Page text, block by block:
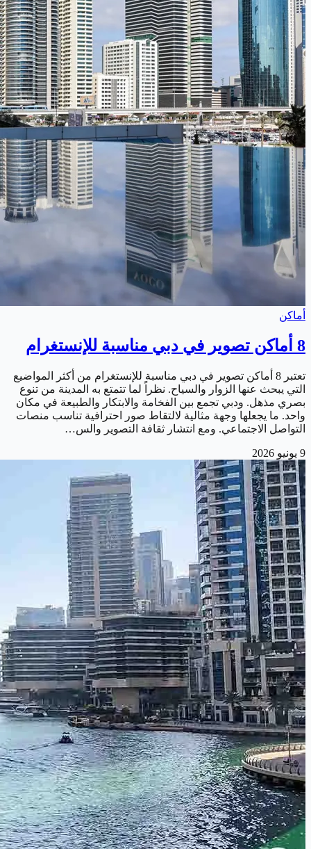
أماكن
8 أماكن تصوير في دبي مناسبة للإنستغرام
تعتبر 8 أماكن تصوير في دبي مناسبة للإنستغرام من أكثر المواضيع
التي يبحث عنها الزوار والسياح. نظراً لما تتمتع به المدينة من تنوع
بصري مذهل. ودبي تجمع بين الفخامة والابتكار والطبيعة في مكان
واحد. ما يجعلها وجهة مثالية لالتقاط صور احترافية تناسب منصات
التواصل الاجتماعي. ومع انتشار ثقافة التصوير والس…
9 يونيو 2026